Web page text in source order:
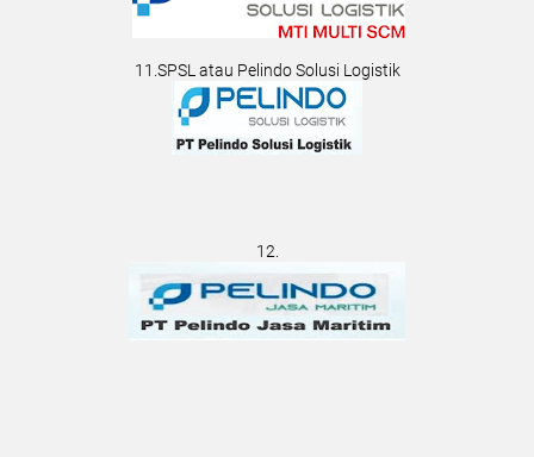
11.SPSL atau Pelindo Solusi Logistik
12.